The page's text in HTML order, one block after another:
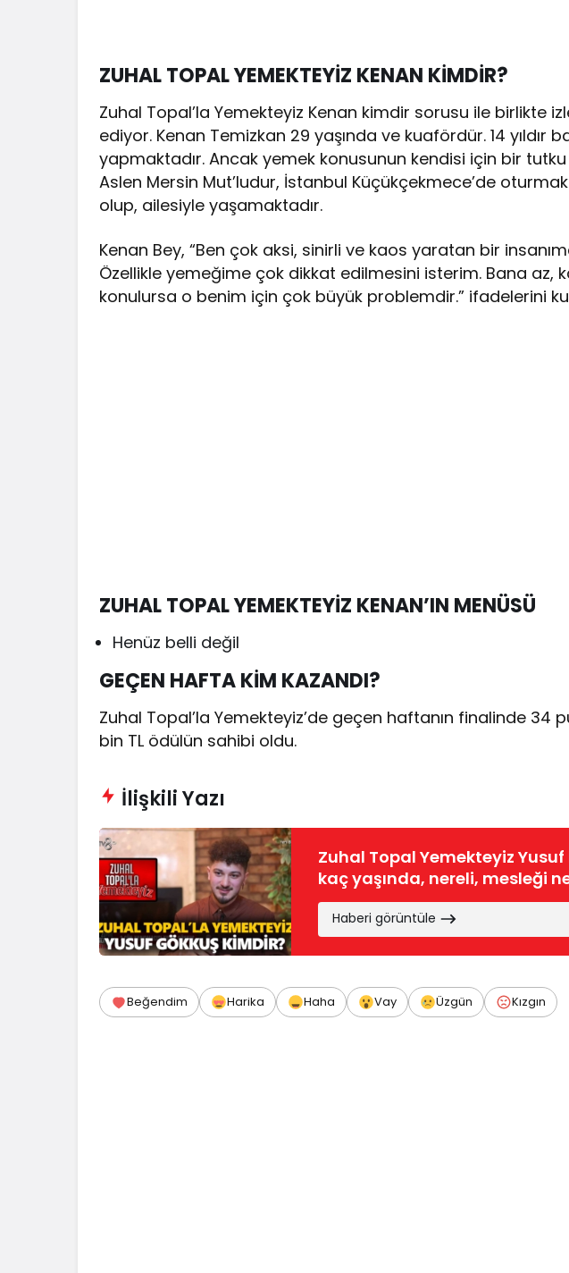
ZUHAL TOPAL YEMEKTEYİZ KENAN KİMDİR?
Zuhal Topal’la Yemekteyiz Kenan kimdir sorusu ile birlikte
ediyor. Kenan Temizkan 29 yaşında ve kuafördür. 14 yıldır
yapmaktadır. Ancak yemek konusunun kendisi için bir
Aslen Mersin Mut’ludur, İstanbul Küçükçekmece’de
olup, ailesiyle yaşamaktadır.
Kenan Bey, “Ben çok aksi, sinirli ve kaos yaratan bir
Özellikle yemeğime çok dikkat edilmesini isterim. Bana az,
konulursa o benim için çok büyük problemdir.” ifadelerini
ZUHAL TOPAL YEMEKTEYİZ KENAN’IN MENÜSÜ
Henüz belli değil
GEÇEN HAFTA KİM KAZANDI?
Zuhal Topal’la Yemekteyiz’de geçen haftanın finalinde 34
bin TL ödülün sahibi oldu.
İlişkili Yazı
Zuhal Topal Yemekteyiz
kaç yaşında, nereli, mesleği
Haberi görüntüle
Beğendim Harika Haha Vay Üzgün Kızgın